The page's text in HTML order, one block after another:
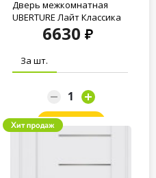
Дверь межкомнатная
UBERTURE Лайт Классика
ПДГ 11011...6630
За шт.
Заказать